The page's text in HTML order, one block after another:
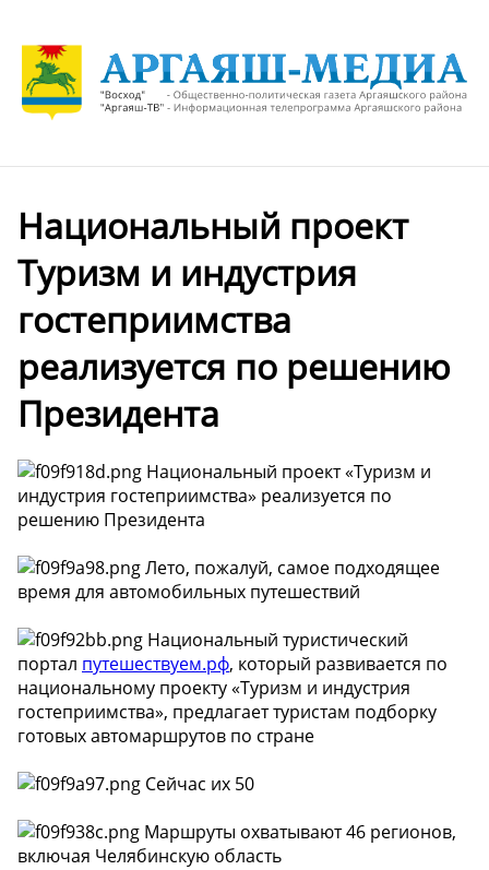
Национальный проект
Туризм и индустрия
гостеприимства
реализуется по решению
Президента
Национальный проект «Туризм и
индустрия гостеприимства» реализуется по
решению Президента
Лето, пожалуй, самое подходящее
время для автомобильных путешествий
Национальный туристический
портал путешествуем.рф, который развивается по
национальному проекту «Туризм и индустрия
гостеприимства», предлагает туристам подборку
готовых автомаршрутов по стране
Сейчас их 50
Маршруты охватывают 46 регионов,
включая Челябинскую область